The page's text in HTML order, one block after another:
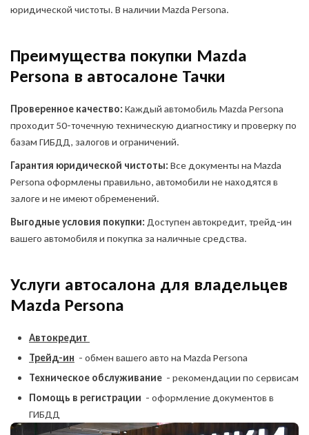
юридической чистоты. В наличии Mazda Persona.
Преимущества покупки Mazda
Persona в автосалоне Тачки
Проверенное качество: Каждый автомобиль Mazda Persona
проходит 50-точечную техническую диагностику и проверку по
базам ГИБДД, залогов и ограничений.
Гарантия юридической чистоты: Все документы на Mazda
Persona оформлены правильно, автомобили не находятся в
залоге и не имеют обременений.
Выгодные условия покупки: Доступен автокредит, трейд-ин
вашего автомобиля и покупка за наличные средства.
Услуги автосалона для владельцев
Mazda Persona
Автокредит
Трейд-ин - обмен вашего авто на Mazda Persona
Техническое обслуживание - рекомендации по сервисам
Помощь в регистрации - оформление документов в
ГИБДД